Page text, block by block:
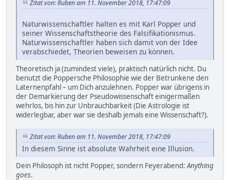
Zitat von: Ruben am 11. November 2018, 17:47:09
Naturwissenschaftler halten es mit Karl Popper und
seiner Wissenschaftstheorie des Falsifikationismus.
Naturwissenschaftler haben sich damit von der Idee
verabschiedet, Theorien beweisen zu können.
Theoretisch ja (zumindest viele), praktisch natürlich nicht. Du
benutzt die Poppersche Philosophie wie der Betrunkene den
Laternenpfahl – um Dich anzulehnen. Popper war übrigens in
der Demarkierung der Pseudowissenschaft einigermaßen
wehrlos, bis hin zur Unbrauchbarkeit (Die Astrologie ist
widerlegbar, aber war sie deshalb jemals eine Wissenschaft?).
Zitat von: Ruben am 11. November 2018, 17:47:09
In diesem Sinne ist absolute Wahrheit eine Illusion.
Dein Philosoph ist nicht Popper, sondern Feyerabend: Anything
goes.